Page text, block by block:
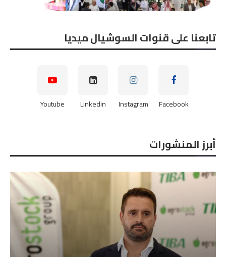
تابعنا على قنوات السوشيال ميديا
Facebook
Instagram
Linkedin
Youtube
أبرز المنشورات